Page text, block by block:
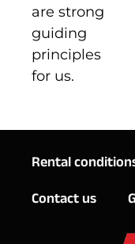
are strong
guiding
principles
for us.
Rental
Contact us